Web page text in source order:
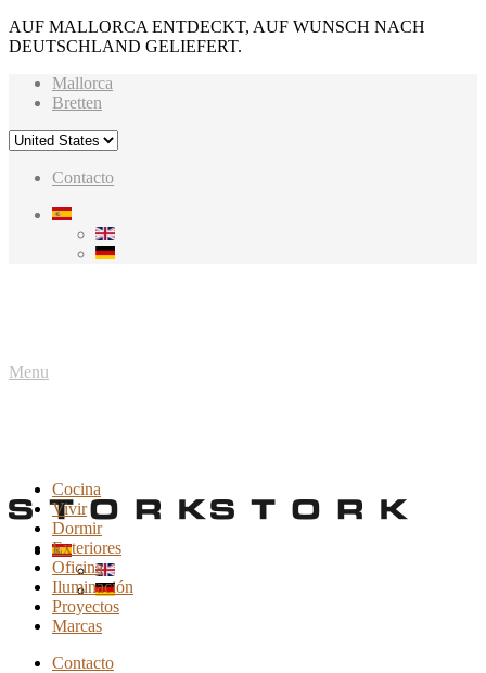
AUF MALLORCA ENTDECKT, AUF WUNSCH NACH
DEUTSCHLAND GELIEFERT.
Mallorca
Bretten
Contacto
Menu
Cocina
Vivir
Dormir
Exteriores
Oficina
Iluminación
Proyectos
Marcas
Contacto